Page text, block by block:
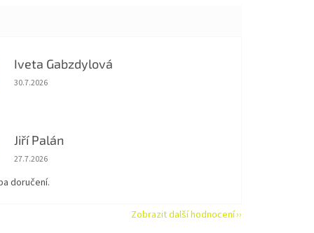
Iveta Gabzdylová
Hodnocení obchodu je 5 z 5 hvězdiček.
30.7.2026
Jiří Palán
Hodnocení obchodu je 5 z 5 hvězdiček.
27.7.2026
doručení.
Zobrazit další hodnocení